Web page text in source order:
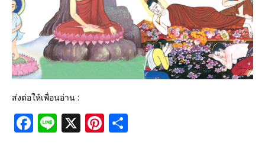
ส่งต่อให้เพื่อนอ่าน :
F Li X Pi